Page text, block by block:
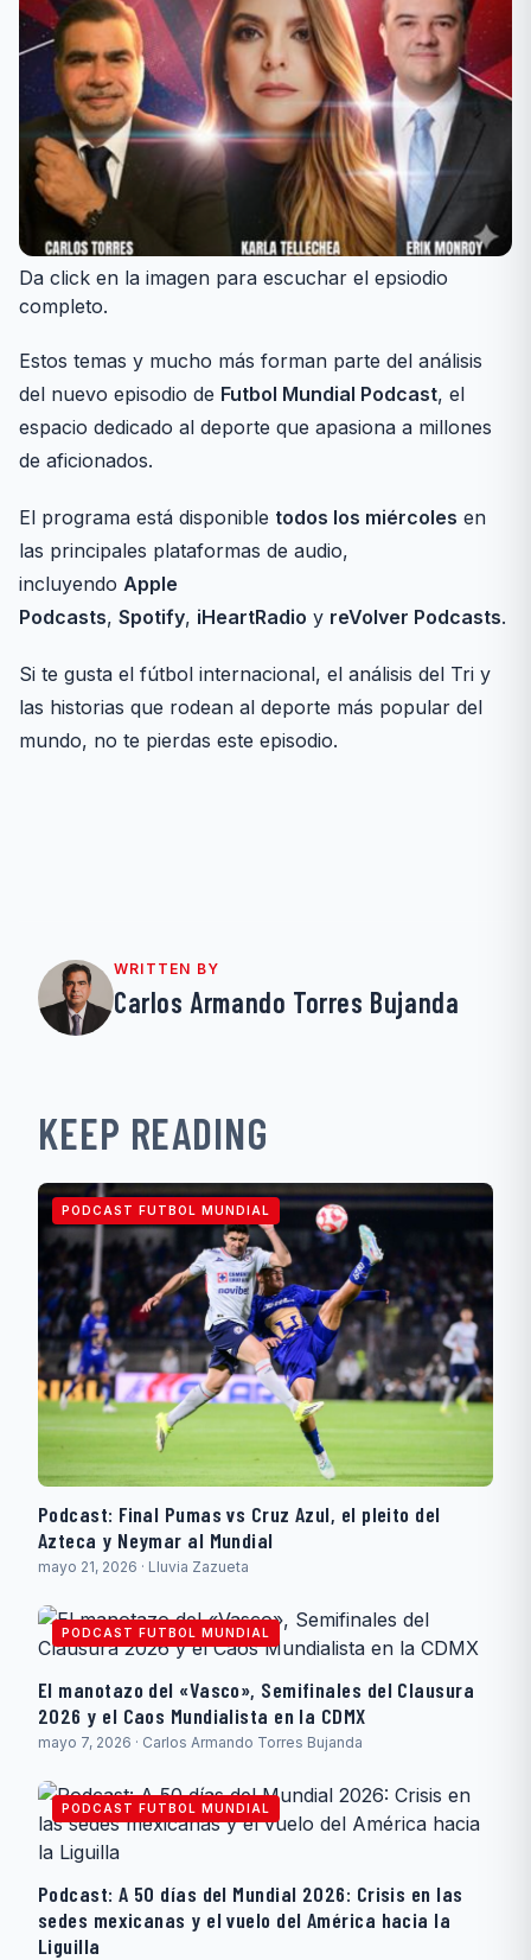
Da click en la imagen para escuchar el epsiodio
completo.
Estos temas y mucho más forman parte del análisis
del nuevo episodio de Futbol Mundial Podcast, el
espacio dedicado al deporte que apasiona a millones
de aficionados.
El programa está disponible todos los miércoles en
las principales plataformas de audio,
incluyendo Apple
Podcasts, Spotify, iHeartRadio y reVolver Podcasts.
Si te gusta el fútbol internacional, el análisis del Tri y
las historias que rodean al deporte más popular del
mundo, no te pierdas este episodio.
WRITTEN BY
Carlos Armando Torres Bujanda
KEEP READING
PODCAST FUTBOL MUNDIAL
Podcast: Final Pumas vs Cruz Azul, el pleito del
Azteca y Neymar al Mundial
mayo 21, 2026 · Lluvia Zazueta
PODCAST FUTBOL MUNDIAL
El manotazo del «Vasco», Semifinales del Clausura
2026 y el Caos Mundialista en la CDMX
mayo 7, 2026 · Carlos Armando Torres Bujanda
PODCAST FUTBOL MUNDIAL
Podcast: A 50 días del Mundial 2026: Crisis en las
sedes mexicanas y el vuelo del América hacia la
Liguilla